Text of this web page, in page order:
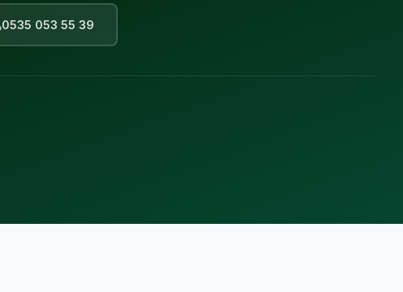
0535 053 55 39